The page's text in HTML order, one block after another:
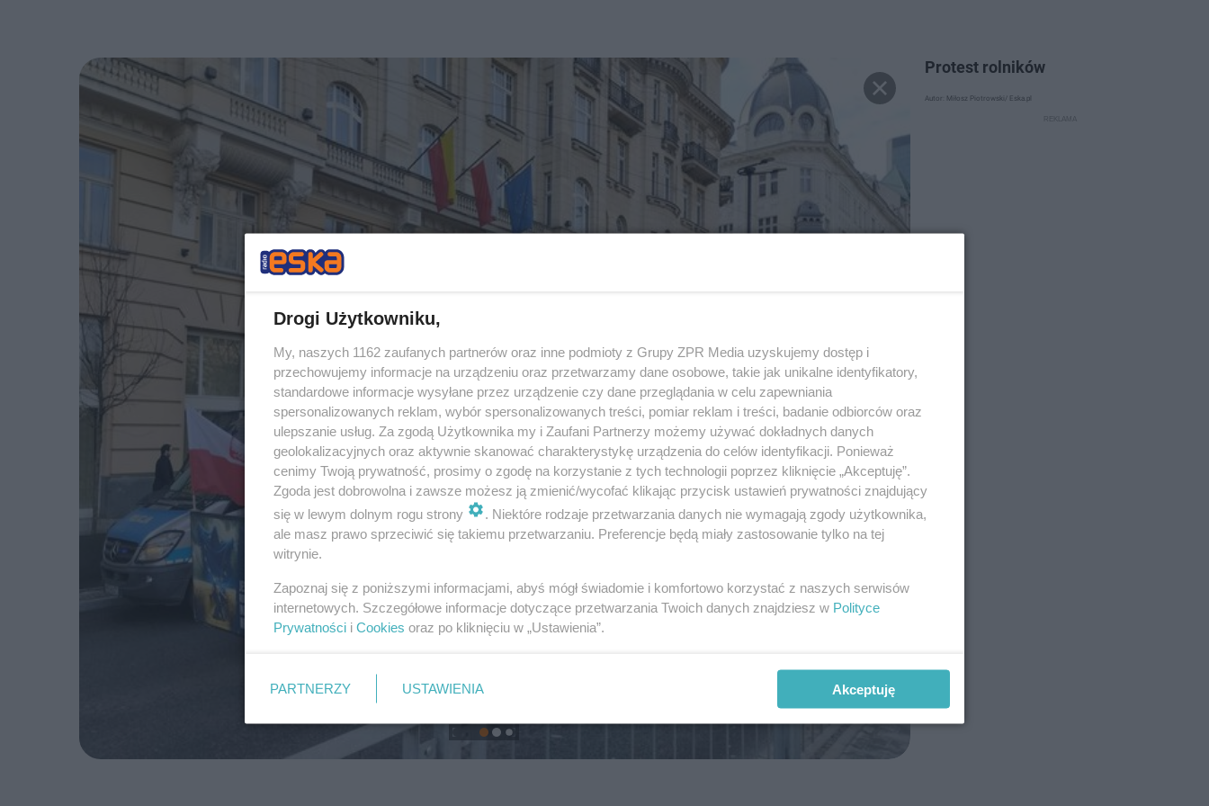
Protest rolników
Autor: Miłosz Piotrowski/ Eska.pl
Drogi Użytkowniku,
My, naszych 1162 zaufanych partnerów oraz inne podmioty z Grupy ZPR Media uzyskujemy dostęp i
przechowujemy informacje na urządzeniu oraz przetwarzamy dane osobowe, takie jak unikalne identyfikatory,
standardowe informacje wysyłane przez urządzenie czy dane przeglądania w celu zapewniania
spersonalizowanych reklam, wybór spersonalizowanych treści, pomiar reklam i treści, badanie odbiorców oraz
ulepszanie usług. Za zgodą Użytkownika my i Zaufani Partnerzy możemy używać dokładnych danych
geolokalizacyjnych oraz aktywnie skanować charakterystykę urządzenia do celów identyfikacji. Ponieważ
cenimy Twoją prywatność, prosimy o zgodę na korzystanie z tych technologii poprzez kliknięcie „Akceptuję”.
Zgoda jest dobrowolna i zawsze możesz ją zmienić/wycofać klikając przycisk ustawień prywatności znajdujący
się w lewym dolnym rogu strony
. Niektóre rodzaje przetwarzania danych nie wymagają zgody użytkownika,
ale masz prawo sprzeciwić się takiemu przetwarzaniu. Preferencje będą miały zastosowanie tylko na tej
witrynie.
Zapoznaj się z poniższymi informacjami, abyś mógł świadomie i komfortowo korzystać z naszych serwisów
internetowych. Szczegółowe informacje dotyczące przetwarzania Twoich danych znajdziesz w Polityce
Prywatności i Cookies oraz po kliknięciu w „Ustawienia”.
PARTNERZY USTAWIENIA Akceptuję